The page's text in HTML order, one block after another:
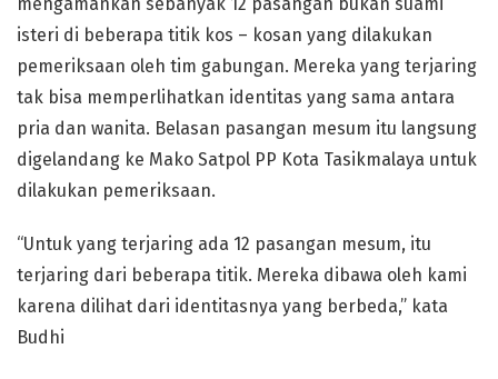
isteri di beberapa titik kos – kosan yang dilakukan
pemeriksaan oleh tim gabungan. Mereka yang terjaring
tak bisa memperlihatkan identitas yang sama antara
pria dan wanita. Belasan pasangan mesum itu langsung
digelandang ke Mako Satpol PP Kota Tasikmalaya untuk
dilakukan pemeriksaan.
“Untuk yang terjaring ada 12 pasangan mesum, itu
terjaring dari beberapa titik. Mereka dibawa oleh kami
karena dilihat dari identitasnya yang berbeda,” kata
Budhi